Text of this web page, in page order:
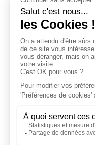
Plaque à gaufre
FM0022
39,99€
dont--,--€d'éco-part
BESOIN
TROUVEZ-